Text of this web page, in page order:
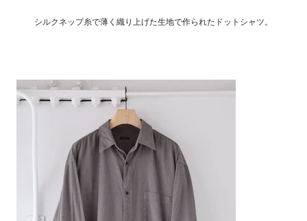
シルクネップ糸で薄く織り上げた生地で作られたドットシャツ。